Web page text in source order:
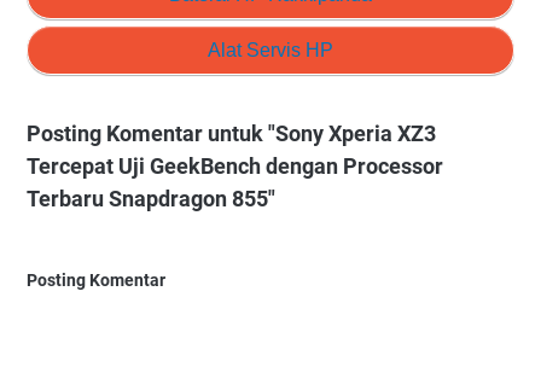
Alat Servis HP
Posting Komentar untuk "Sony Xperia XZ3
Tercepat Uji GeekBench dengan Processor
Terbaru Snapdragon 855"
Posting Komentar